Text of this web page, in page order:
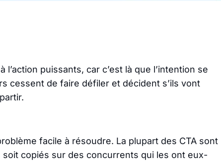
l’action puissants, car c’est là que l’intention se
cessent de faire défiler et décident s’ils vont
facile à résoudre. La plupart des CTA sont
copiés sur des concurrents qui les ont eux-